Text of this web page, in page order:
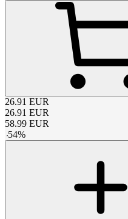
26.91 EUR
26.91 EUR
58.99 EUR
-54%